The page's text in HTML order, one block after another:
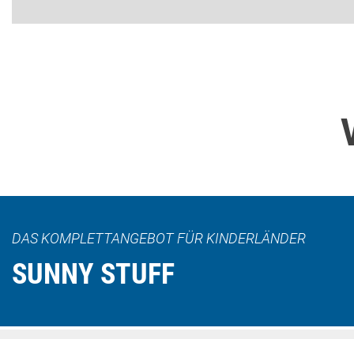
DAS KOMPLETTANGEBOT FÜR KINDERLÄNDER
SUNNY STUFF